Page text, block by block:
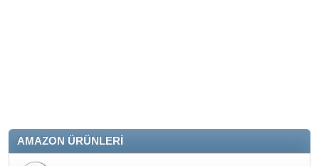
AMAZON ÜRÜNLERİ